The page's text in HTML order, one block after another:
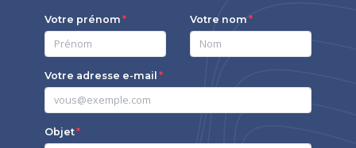
Votre prénom Votre nom
Votre adresse e-mail
Objet